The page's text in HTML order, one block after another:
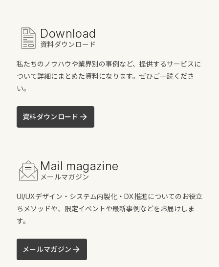
Download
資料ダウンロード
私たちのノウハウや業界別の事例など、提供するサービスに
ついて詳細にまとめた資料になります。ぜひご一読くださ
い。
資料ダウンロード
Mail magazine
メールマガジン
UI/UXデザイン・システム内製化・DX推進についてのお役立
ちメソッドや、限定イベントや最新事例などをお届けしま
す。
メールマガジン